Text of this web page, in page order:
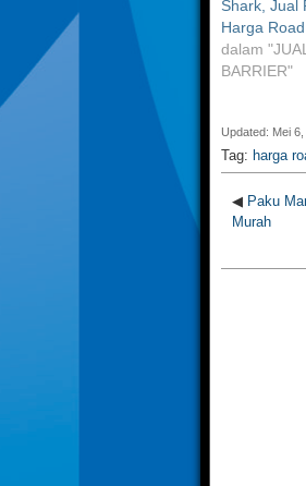
Shark, Jual
Harga
dalam
BARRIER"
Updated: Mei
Tag: harga
◀ Paku
Murah